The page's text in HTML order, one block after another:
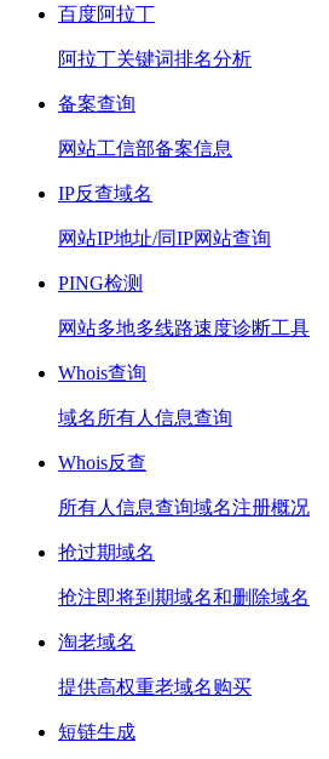
百度阿拉丁
阿拉丁关键词排名分析
备案查询
网站工信部备案信息
IP反查域名
网站IP地址/同IP网站查询
PING检测
网站多地多线路速度诊断工具
Whois查询
域名所有人信息查询
Whois反查
所有人信息查询域名注册概况
抢过期域名
抢注即将到期域名和删除域名
淘老域名
提供高权重老域名购买
短链生成